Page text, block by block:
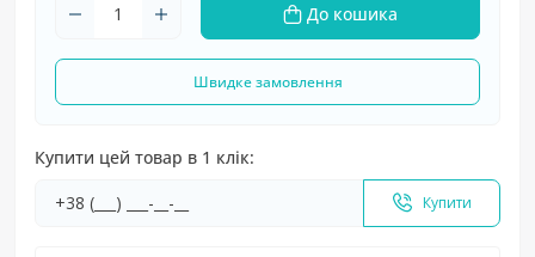
До кошика
Швидке замовлення
Купити цей товар в 1 клік:
Купити